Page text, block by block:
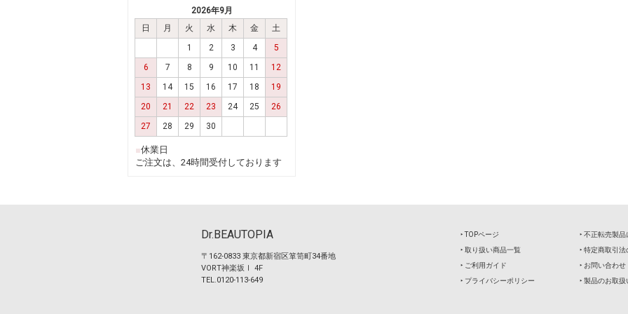
2026年9月
日
月 火 水 木 金
土
1
2 3 4
5
6
7 8 9 10 11
12
13
14 15 16 17 18
19
20
21 22 23 24 25
26
27
28 29 30
■休業日
ご注文は、24時間受付しております
Dr.BEAUTOPIA
〒162-0833 東京都新宿区箪笥町34番地
VORT神楽坂Ⅰ 4F
TEL.0120-113-649
‣ TOPページ
‣ 取り扱い商品一覧
‣ ご利用ガイド
‣ プライバシーポリシー
‣ 不正転売製
‣ 特定商取引法
‣ お問い合わせ
‣ 製品のお取